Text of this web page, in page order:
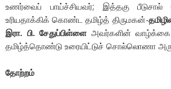
உணர்வைப் பாய்ச்சியவர்; இத்தகு
உரியதாக்கிக் கொண்ட தமிழ்த் திருமகன்-
இரா. பி. சேதுப்பிள்ளைஅவர்களின் வாழ்க்கை
தமிழ்த்தொண்டு உரையிட்டுச் சொல்லொணா
தோற்றம்